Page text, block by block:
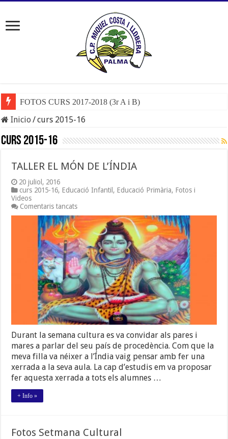
FOTOS CURS 2017-2018 (3r A i B)
Inicio /curs 2015-16
curs 2015-16
TALLER EL MÓN DE L’ÍNDIA
20 juliol, 2016
curs 2015-16, Educació Infantil , Educació Primària, Fotos i
Videos
Comentaris tancatsa
TALLER
EL
MÓN
DE
L’ÍNDIA
Durant la semana cultura es va convidar als pares i
mares a parlar del seu país de procedència. Com que la
meva filla va néixer a l’Índia vaig pensar amb fer una
xerrada a la seva aula. La cap d’estudis em va proposar
fer aquesta xerrada a tots els alumnes …
+ Info »
Fotos Setmana Cultural